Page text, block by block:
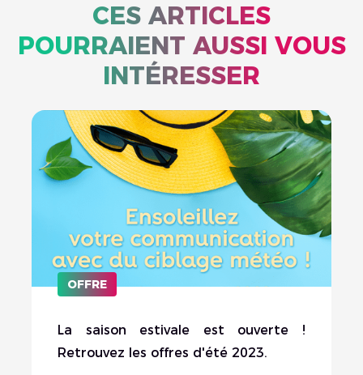
CES ARTICLES
POURRAIENT AUSSI VOUS
INTÉRESSER
La saison estivale est ouverte !
Retrouvez les offres d'été 2023.
OFFRE